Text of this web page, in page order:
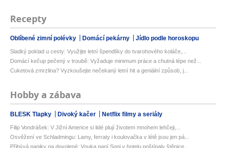
Recepty
Oblíbené zimní polévky Domácí pekárny Jídlo podle horoskopu
Sladký poklad u cesty: Využijte letní špendlíky do tvarohového koláče,...
Domácí kečup pečený v troubě: Vyžaduje minimum práce a chutná lépe než...
Cuketová zmrzlina? Vyzkoušejte nečekaný letní hit a geniální způsob, j...
Hobby a zábava
BLESK Tlapky Divoký kačer Netflix filmy a seriály
Filip Vondrášek: V Jižní Americe si lidé plují životem mnohem lehčeji,...
Osvěžení ve Schladmingu: Lamy, ferraty i koulovačka v létě jsou jen pá...
Přibývá paniky na dovolené: Vnuka paní Soni v hotelu poštípaly štěnice...